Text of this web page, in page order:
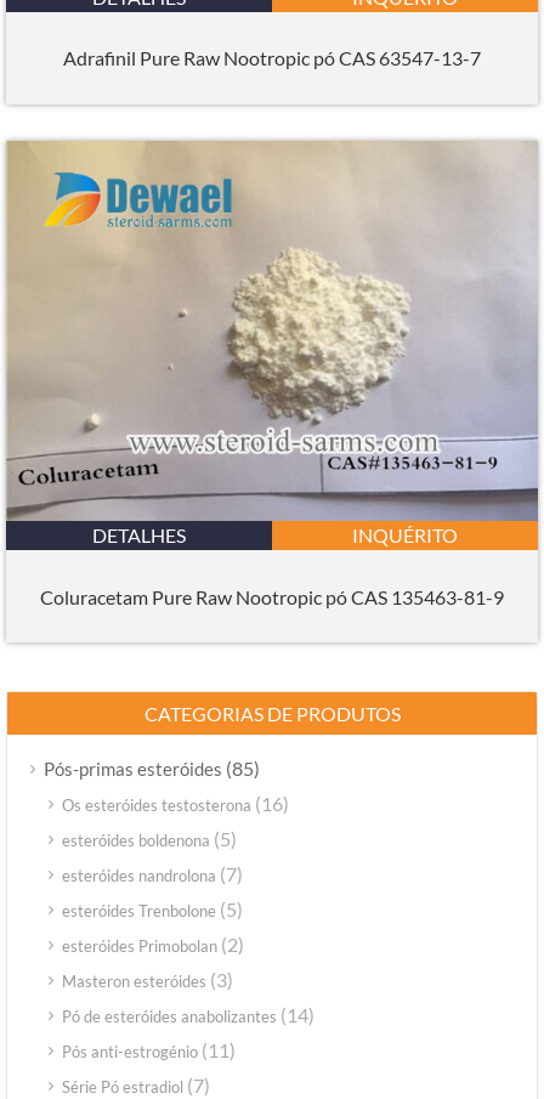
Adrafinil Pure Raw Nootropic pó CAS 63547-13-7
DETALHES INQUÉRITO
Coluracetam Pure Raw Nootropic pó CAS 135463-81-9
CATEGORIAS DE PRODUTOS
Pós-primas esteróides (85)
Os esteróides testosterona (16)
esteróides boldenona (5)
esteróides nandrolona (7)
esteróides Trenbolone (5)
esteróides Primobolan (2)
Masteron esteróides (3)
Pó de esteróides anabolizantes (14)
Pós anti-estrogénio (11)
Série Pó estradiol (7)